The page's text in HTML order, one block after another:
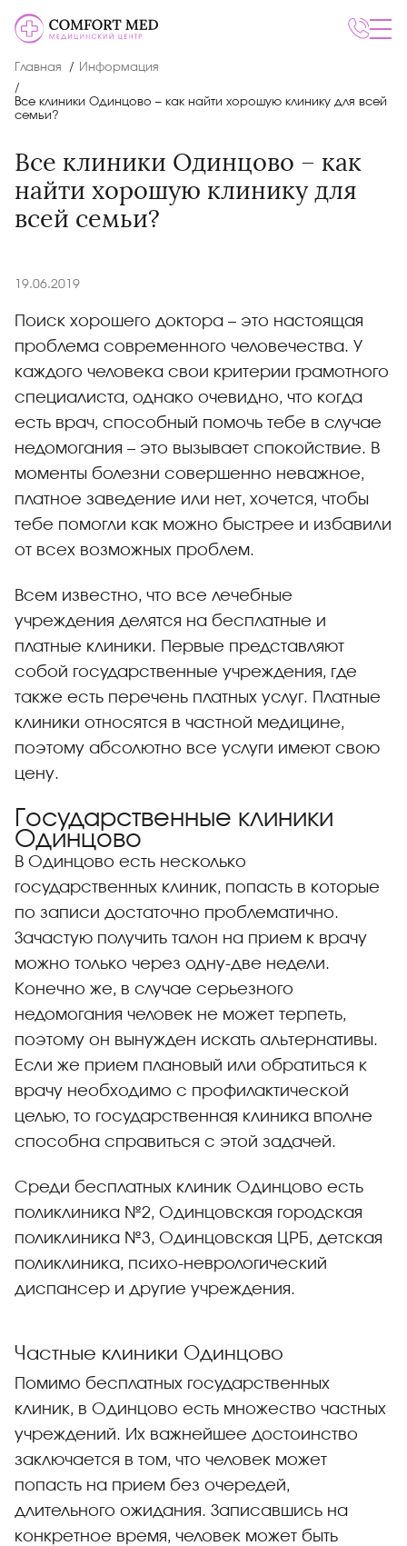
Главная Информация
Все клиники Одинцово – как найти хорошую клинику для всей
семьи?
Все клиники Одинцово – как
найти хорошую клинику для
всей семьи?
19.06.2019
Поиск хорошего доктора – это настоящая
проблема современного человечества. У
каждого человека свои критерии грамотного
специалиста, однако очевидно, что когда
есть врач, способный помочь тебе в случае
недомогания – это вызывает спокойствие. В
моменты болезни совершенно неважное,
платное заведение или нет, хочется, чтобы
тебе помогли как можно быстрее и избавили
от всех возможных проблем.
Всем известно, что все лечебные
учреждения делятся на бесплатные и
платные клиники. Первые представляют
собой государственные учреждения, где
также есть перечень платных услуг. Платные
клиники относятся в частной медицине,
поэтому абсолютно все услуги имеют свою
цену.
Государственные клиники
Одинцово
В Одинцово есть несколько
государственных клиник, попасть в которые
по записи достаточно проблематично.
Зачастую получить талон на прием к врачу
можно только через одну-две недели.
Конечно же, в случае серьезного
недомогания человек не может терпеть,
поэтому он вынужден искать альтернативы.
Если же прием плановый или обратиться к
врачу необходимо с профилактической
целью, то государственная клиника вполне
способна справиться с этой задачей.
Среди бесплатных клиник Одинцово есть
поликлиника №2, Одинцовская городская
поликлиника №3, Одинцовская ЦРБ, детская
поликлиника, психо-неврологический
диспансер и другие учреждения.
Частные клиники Одинцово
Помимо бесплатных государственных
клиник, в Одинцово есть множество частных
учреждений. Их важнейшее достоинство
заключается в том, что человек может
попасть на прием без очередей,
длительного ожидания. Записавшись на
конкретное время, человек может быть